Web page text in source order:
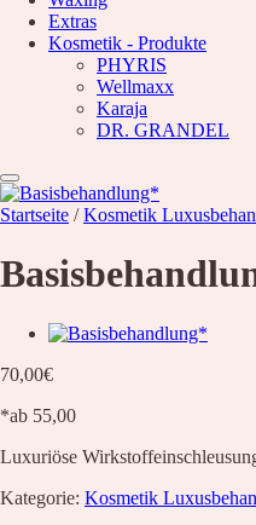
Hyaluron pen
Microblading
PMU
Kosmetik – Produkte
Karaja
Wellmaxx
Informationen
Kontakt
Nachricht
Extras
Kosmetik - Produkte
PHYRIS
Wellmaxx
Karaja
DR. GRANDEL
Startseite / Kosmetik
70,00€
*ab 55,00
Luxuriöse
Kategorie: Kosmetik